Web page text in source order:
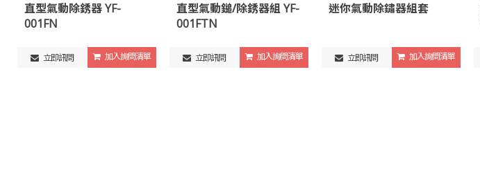
直型氣動除銹器 YF-
001FN
立即訊問 加入詢問清單
直型氣動鎚/除銹器組 YF-
001FTN
立即訊問 加入詢問清單
迷你氣動除鏽器組套
立即訊問 加入詢問清單